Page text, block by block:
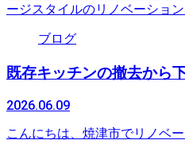
ージスタイルのリノベーショ
ブログ
既存キッチンの撤去から
2026.06.09
こんにちは、焼津市でリノベ